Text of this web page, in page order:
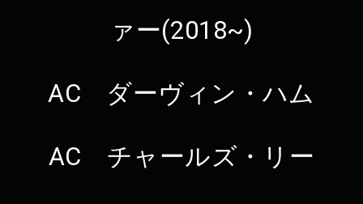
ァー(2018~)
AC ダーヴィン・ハム
AC チャールズ・リー